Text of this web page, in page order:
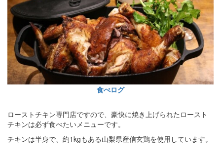
食べログ
ローストチキン専門店ですので、豪快に焼き上げられたロースト
チキンは必ず食べたいメニューです。
チキンは半身で、約1kgもある山梨県産信玄鶏を使用しています。